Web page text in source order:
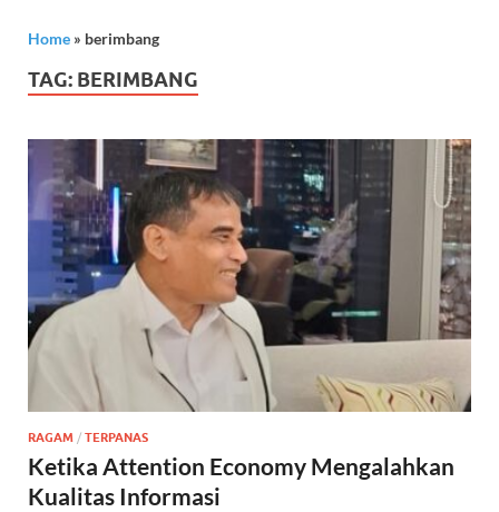
Home » berimbang
TAG: BERIMBANG
RAGAM / TERPANAS
Ketika Attention Economy Mengalahkan
Kualitas Informasi